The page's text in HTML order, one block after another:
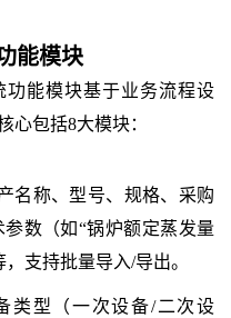
能模块
功能模块基于业务流程设
心包括8大模块：
名称、型号、规格、采购
数（如“锅炉额定蒸发量
支持批量导入/导出。
类型（一次设备/二次设